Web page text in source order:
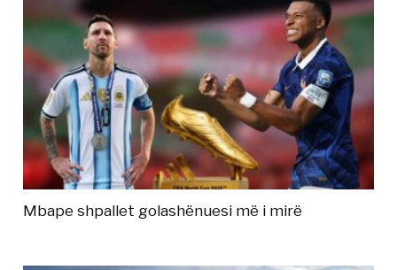
Mbape shpallet golashënuesi më i mirë